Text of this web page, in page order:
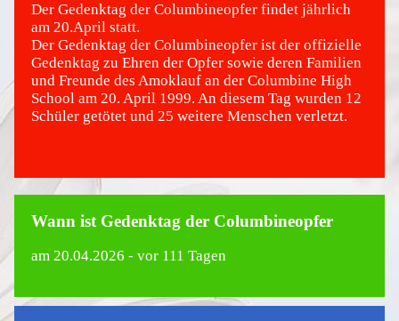
©
Der Gedenktag der Columbineopfer findet jährlich
am 20.April statt.
Der Gedenktag der Columbineopfer ist der offizielle
Gedenktag zu Ehren der Opfer sowie deren Familien
und Freunde des Amoklauf an der Columbine High
School am 20. April 1999. An diesem Tag wurden 12
Schüler getötet und 25 weitere Menschen verletzt.
Wann ist Gedenktag der Columbineopfer
am 20.04.2026 - vor 111 Tagen